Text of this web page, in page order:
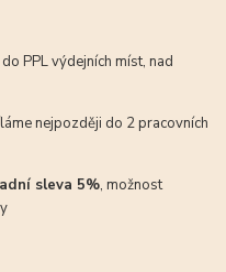
do PPL výdejních míst, nad
nejpozději do 2 pracovních
sleva 5%, možnost